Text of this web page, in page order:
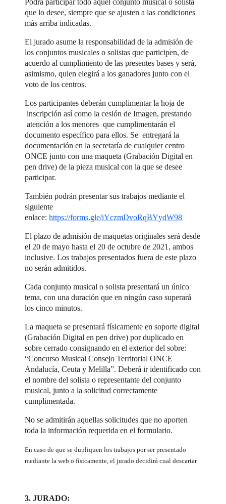
Podrá participar todo aquel conjunto musical o solista
que lo desee, siempre que se ajusten a las condiciones
más arriba indicadas.
El jurado asume la responsabilidad de la admisión de
los conjuntos musicales o solistas que participen, de
acuerdo al cumplimiento de las presentes bases y será,
asimismo, quien elegirá a los ganadores junto con el
voto de los centros.
Los participantes deberán cumplimentar la hoja de
inscripción así como la cesión de Imagen, prestando
atención a los menores que cumplimentarán el
documento específico para ellos. Se entregará la
documentación en la secretaría de cualquier centro
ONCE junto con una maqueta (Grabación Digital en
pen drive) de la pieza musical con la que se desee
participar.
También podrán presentar sus trabajos mediante el
siguiente
enlace:https://forms.gle/iYczmDvoRqBYydW98
El plazo de admisión de maquetas originales será desde
el 20 de mayo hasta el 20 de octubre de 2021, ambos
inclusive. Los trabajos presentados fuera de este plazo
no serán admitidos.
Cada conjunto musical o solista presentará un único
tema, con una duración que en ningún caso superará
los cinco minutos.
La maqueta se presentará físicamente en soporte digital
(Grabación Digital en pen drive) por duplicado en
sobre cerrado consignando en el exterior del sobre:
“Concurso Musical Consejo Territorial ONCE
Andalucía, Ceuta y Melilla”. Deberá ir identificado con
el nombre del solista o representante del conjunto
musical, junto a la solicitud correctamente
cumplimentada.
No se admitirán aquellas solicitudes que no aporten
toda la información requerida en el formulario.
En caso de que se dupliquen los trabajos por ser presentado
mediante la web o físicamente, el jurado decidirá cual descartar.
3. JURADO: